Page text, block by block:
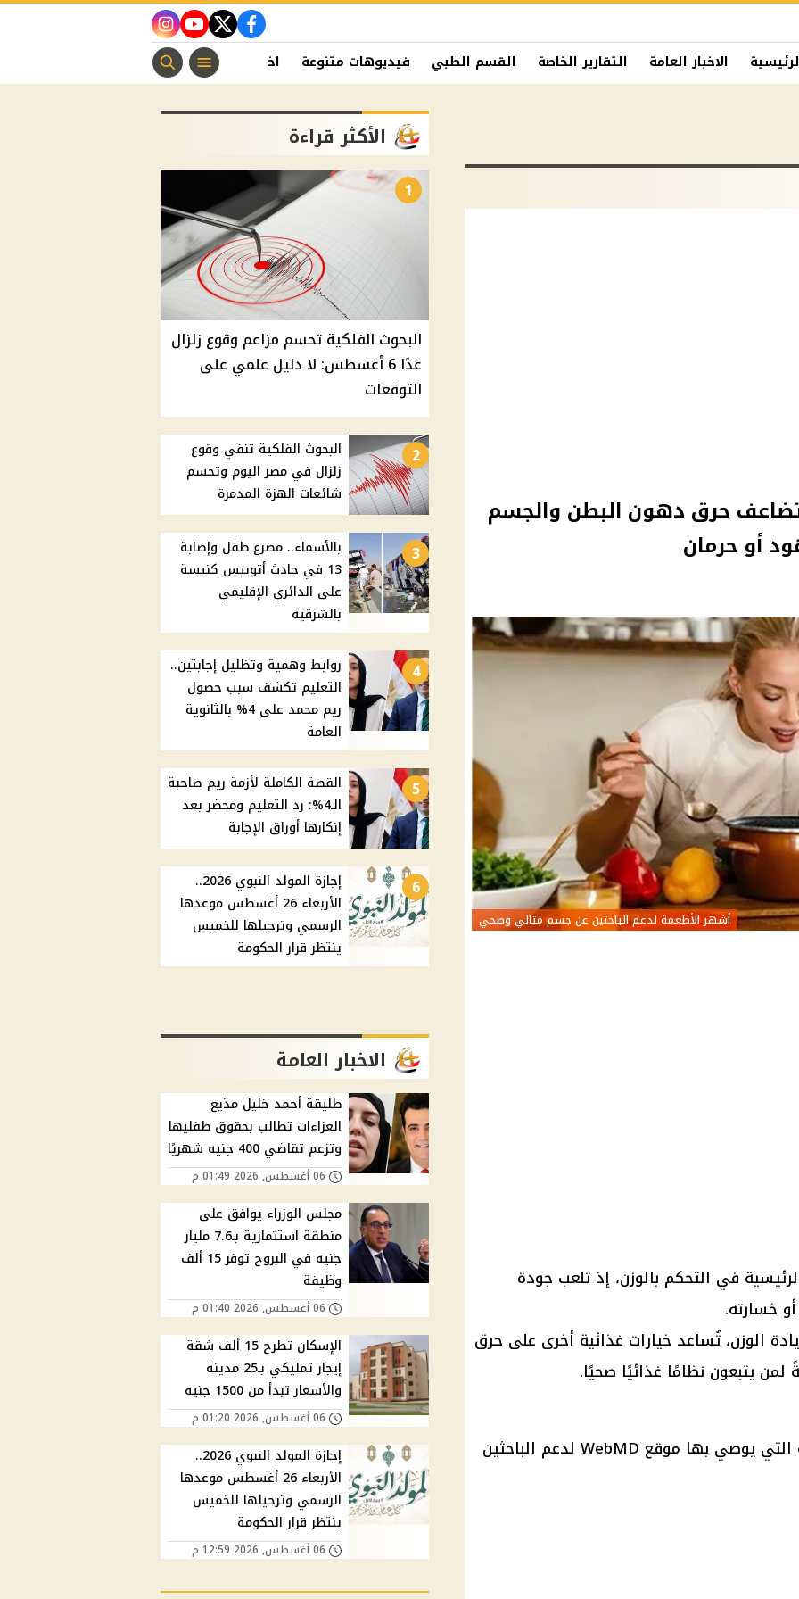
facebook
twitter
youtube
instagram
الاخبار العامة التقارير الخاصة القسم الطبي فيديوهات متنوعة اخبار الفن منوعات مسيحية
تضاعف حرق دهون البطن والجسم
أو حرمان
أشهر الأطعمة لدعم الباحثين عن جسم مثالي وصحي
في التحكم بالوزن، إذ تلعب جودة
خسارته.
الوزن، تُساعد خيارات غذائية أخرى على حرق
يتبعون نظامًا غذائيًا صحيًا.
فيما يلي، نستعرض أشهر الأطعمة التي يوصي بها موقع WebMD لدعم الباحثين
الأكثر قراءة
1
البحوث الفلكية تحسم مزاعم وقوع زلزال
غدًا 6 أغسطس: لا دليل علمي على
التوقعات
2
البحوث الفلكية تنفي وقوع
زلزال في مصر اليوم وتحسم
شائعات الهزة المدمرة
3
بالأسماء.. مصرع طفل وإصابة
13 في حادث أتوبيس كنيسة
على الدائري الإقليمي
بالشرقية
4
روابط وهمية وتظليل إجابتين..
التعليم تكشف سبب حصول
ريم محمد على 4% بالثانوية
العامة
5
القصة الكاملة لأزمة ريم صاحبة
الـ4%: رد التعليم ومحضر بعد
إنكارها أوراق الإجابة
6
إجازة المولد النبوي 2026..
الأربعاء 26 أغسطس موعدها
الرسمي وترحيلها للخميس
ينتظر قرار الحكومة
الاخبار العامة
طليقة أحمد خليل مذيع
العزاءات تطالب بحقوق طفليها
وتزعم تقاضي 400 جنيه شهريًا
06 أغسطس, 2026 01:49 م
مجلس الوزراء يوافق على
منطقة استثمارية بـ7.6 مليار
جنيه في البروج توفر 15 ألف
وظيفة
06 أغسطس, 2026 01:40 م
الإسكان تطرح 15 ألف شقة
إيجار تمليكي بـ25 مدينة
والأسعار تبدأ من 1500 جنيه
06 أغسطس, 2026 01:20 م
إجازة المولد النبوي 2026..
الأربعاء 26 أغسطس موعدها
الرسمي وترحيلها للخميس
ينتظر قرار الحكومة
06 أغسطس, 2026 12:59 م